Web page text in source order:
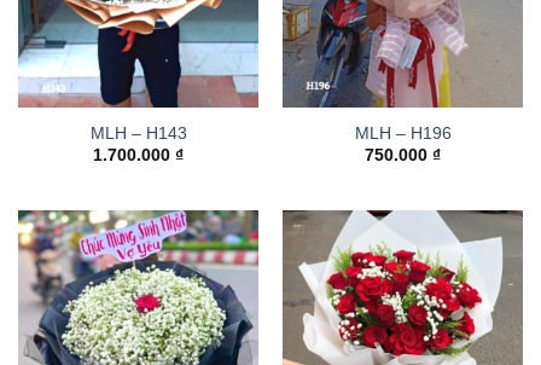
MLH – H143
1.700.000 ₫
MLH – H196
750.000 ₫